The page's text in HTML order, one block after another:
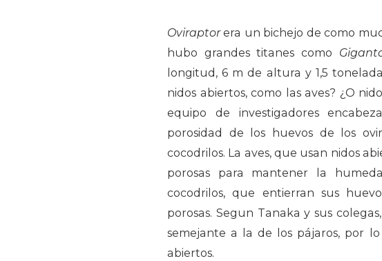
Oviraptorera un bichejo de como
hubo grandes titanes como
longitud, 6 m de altura y 1,5
nidos abiertos, como las aves? ¿O
equipo de investigadores
porosidad de los huevos de los
cocodrilos. La aves, que usan nidos
porosas para mantener la
cocodrilos, que entierran sus
porosas. Segun Tanaka y sus
semejante a la de los pájaros, por
abiertos.